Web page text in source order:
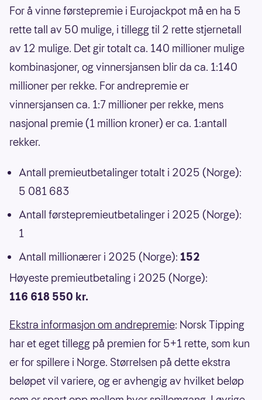
For å vinne førstepremie i Eurojackpot må en ha 5
rette tall av 50 mulige, i tillegg til 2 rette stjernetall
av 12 mulige. Det gir totalt ca. 140 millioner mulige
kombinasjoner, og vinnersjansen blir da ca. 1:140
millioner per rekke. For andrepremie er
vinnersjansen ca. 1:7 millioner per rekke, mens
nasjonal premie (1 million kroner) er ca. 1:antall
rekker.
Antall premieutbetalinger totalt i 2025 (Norge):
5 081 683
Antall førstepremieutbetalinger i 2025 (Norge):
1
Antall millionærer i 2025 (Norge): 152
Høyeste premieutbetaling i 2025 (Norge):
116 618 550 kr.
Ekstra informasjon om andrepremie: Norsk Tipping
har et eget tillegg på premien for 5+1 rette, som kun
er for spillere i Norge. Størrelsen på dette ekstra
beløpet vil variere, og er avhengig av hvilket beløp